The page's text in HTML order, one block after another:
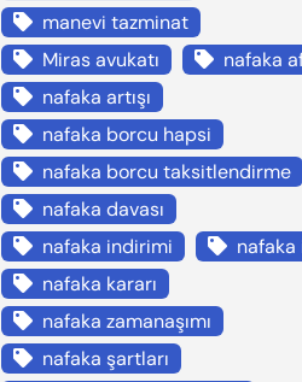
manevi tazminat
Miras avukatı
nafaka
nafaka artışı
nafaka borcu hapsi
nafaka borcu taksitlendirme
nafaka davası
nafaka indirimi
nafaka kararı
nafaka zamanaşımı
nafaka şartları